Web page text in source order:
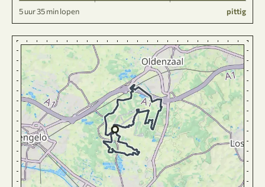
5 uur 35 min lopen pittig